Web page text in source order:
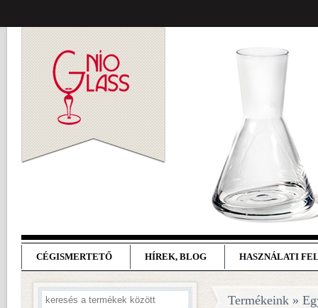
CÉGISMERTETŐ HÍREK, BLOG HASZNÁLATI
Termékeink »